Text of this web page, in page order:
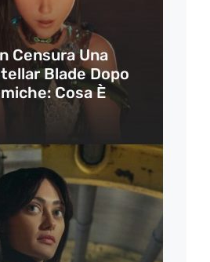
Censura Una
Blade Dopo
Cosa È